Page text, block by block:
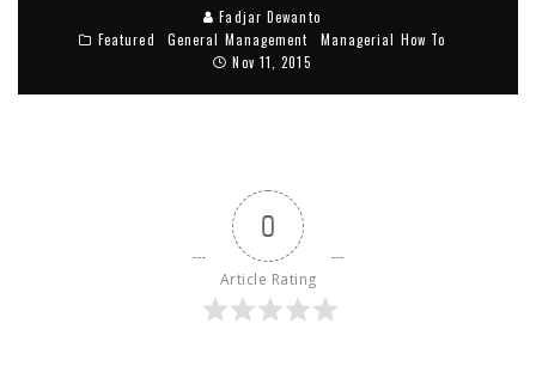
Fadjar Dewanto
Featured
General Management
Managerial How To
Nov 11, 2015
0
Article Rating